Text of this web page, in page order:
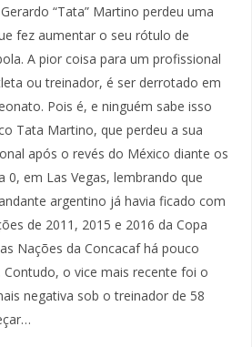
“Tata” Martino perdeu uma
fez aumentar o seu rótulo de
A pior coisa para um profissional
ou treinador, é ser derrotado em
Pois é, e ninguém sabe isso
Tata Martino, que perdeu a sua
após o revés do México diante os
0, em Las Vegas, lembrando que
argentino já havia ficado com
de 2011, 2015 e 2016 da Copa
Nações da Concacaf há pouco
o vice mais recente foi o
negativa sob o treinador de 58